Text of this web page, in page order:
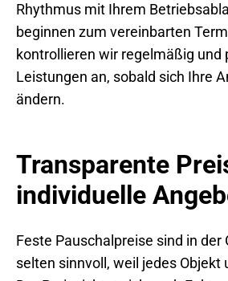
Rhythmus mit Ihrem
beginnen zum vereinbarten
kontrollieren wir regelmäßig und
Leistungen an, sobald sich Ihre
ändern.
Transparente
individuelle
Feste Pauschalpreise sind in der
selten sinnvoll, weil jedes Objekt